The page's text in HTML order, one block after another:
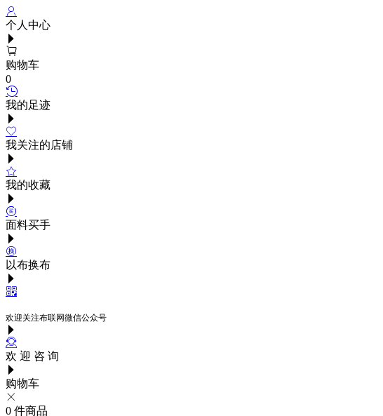
个人中心
购物车
0
我的足迹
我关注的店铺
我的收藏
面料买手
以布换布
欢迎关注布联网微信公众号
欢 迎 咨 询
购物车
0 件商品